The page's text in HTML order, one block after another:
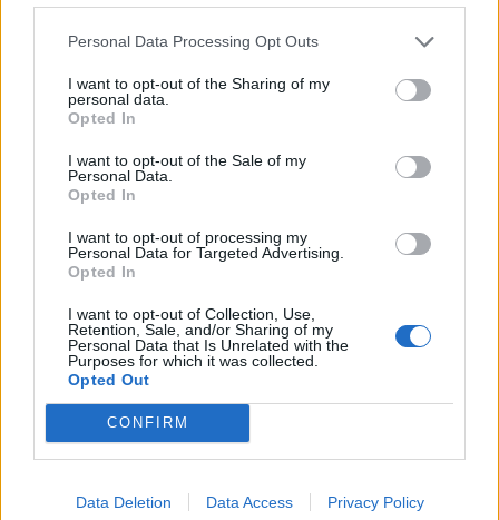
Personal Data Processing Opt Outs
I want to opt-out of the Sharing of my
personal data.
Opted In
I want to opt-out of the Sale of my
Personal Data.
Opted In
I want to opt-out of processing my
Personal Data for Targeted Advertising.
Opted In
I want to opt-out of Collection, Use,
Retention, Sale, and/or Sharing of my
Personal Data that Is Unrelated with the
Purposes for which it was collected.
Opted Out
CONFIRM
Data Deletion Data Access Privacy Policy
Jelgavas Dzemdību Nodaļa sagaidīts šī gada 300. mazulis